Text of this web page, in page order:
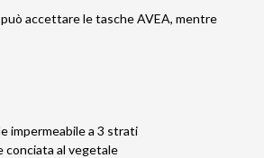
può accettare le tasche AVEA, mentre
impermeabile a 3 strati
conciata al vegetale